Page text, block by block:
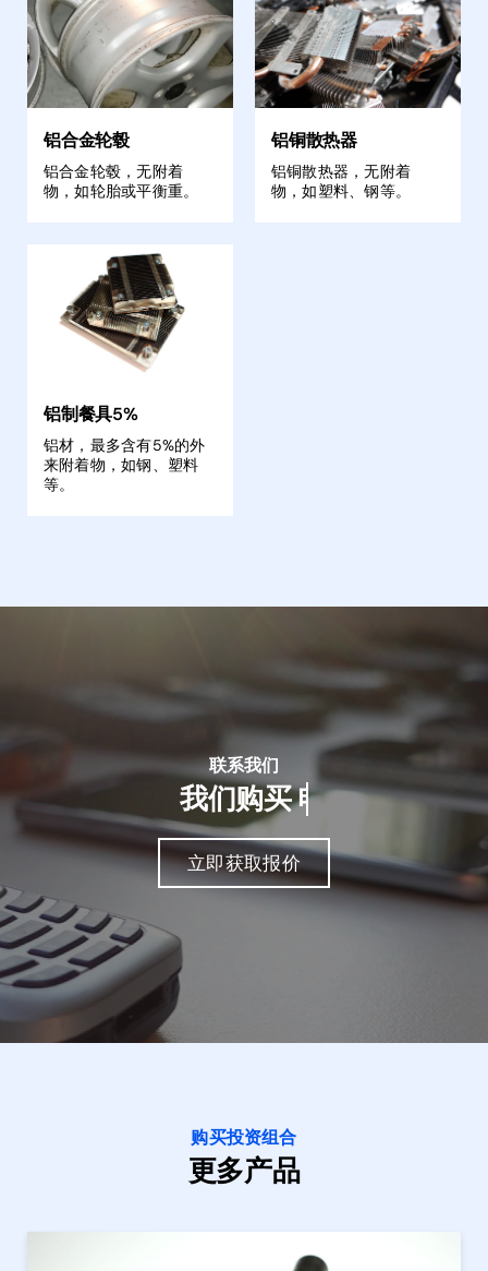
铝合金轮毂
铝合金轮毂，无附着
物，如轮胎或平衡重。
铝铜散热器
铝铜散热器，无附着
物，如塑料、钢等。
铝制餐具5%
铝材，最多含有5%的外
来附着物，如钢、塑料
等。
联系我们
我们购买
立即获取报价
购买投资组合
更多产品